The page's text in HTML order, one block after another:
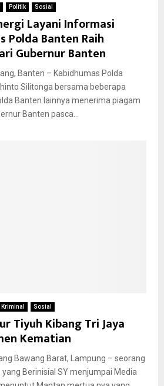
Politik Sosial
Layani Informasi
Polda Banten Raih
Gubernur Banten
Banten – Kabidhumas Polda
Silitonga bersama beberapa
Banten lainnya menerima piagam
Banten pasca...
Kriminal Sosial
Tiyuh Kibang Tri Jaya
Kematian
Bawang Barat, Lampung – seorang
yang Berinisial SY menjumpai Media